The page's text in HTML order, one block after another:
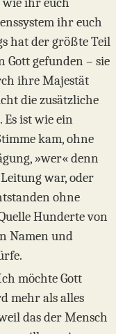
ihr euch
hat der größte Teil
Gott gefunden – sie
ihre Majestät
die zusätzliche
Es ist wie ein
kam, ohne
»wer« denn
war, oder
ohne
Hunderte von
Namen und
möchte Gott
mehr als alles
das der Mensch